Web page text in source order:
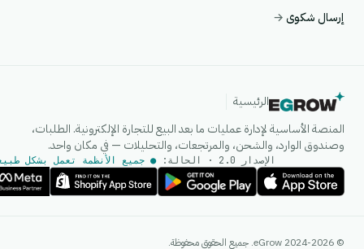
إرسال شكوى→
الرئيسية
المنصة الأساسية لإدارة عمليات ما بعد البيع للتجارة الإلكترونية. الطلبات،
وصندوق الوارد، والشحن، والمرتجعات، والتحليلات — في مكان واحد.
الإصدار 2.0 · الحالة: ● جميع الأنظمة تعمل بشكل
© 2024-2026 eGrow. جميع الحقوق محفوظة.